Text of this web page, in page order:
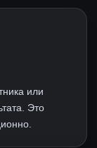
или
Это